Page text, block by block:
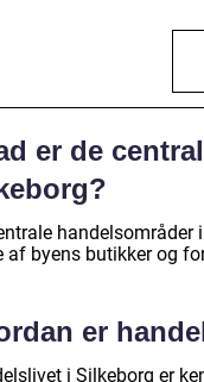
er de
handelsområder
af byens butikker og
er
i Silkeborg er